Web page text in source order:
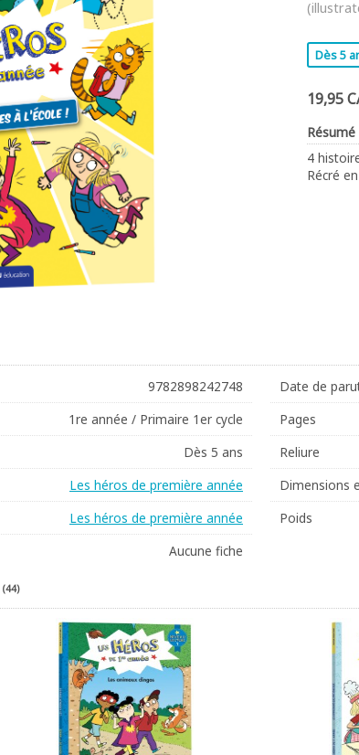
Dès 5
19,95
Résumé
4
Récré
9782898242748
1re année / Primaire 1er cycle
Dès 5 ans
Les héros de première année
Les héros de première année
Aucune fiche
Date de
Pages
Reliure
Dimensions
Poids
(44)